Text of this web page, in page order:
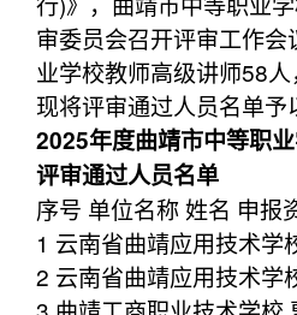
审委员会召开评审工作
业学校教师高级讲师58
现将评审通过人员名单予
2025年度曲靖市中等职
评审通过人员名单
序号 单位名称 姓名 申报
1 云南省曲靖应用技术学
2 云南省曲靖应用技术学